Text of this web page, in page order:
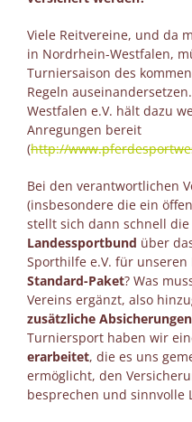
Viele Reitvereine, und da
in Nordrhein-Westfalen,
Turniersaison des
Regeln
Westfalen e.V. hält dazu
Anregungen bereit
(http://
Bei den verantwortlichen
(insbesondere die ein
stellt sich dann schnell die
Landessportbund über
Sporthilfe e.V. für
Standard-Paket? Was
Vereins ergänzt, also
zusätzliche Absicherungen
Turniersport haben wir
erarbeitet, die es uns
ermöglicht, den
besprechen und sinnvolle